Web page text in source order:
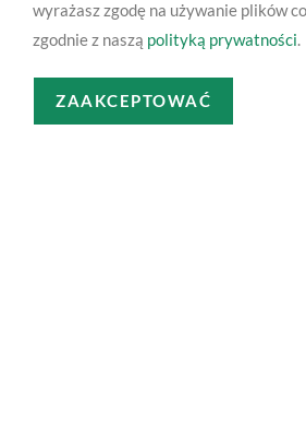
wyrażasz zgodę na używanie plików
zgodnie z naszą polityką prywatności.
ZAAKCEPTOWAĆ